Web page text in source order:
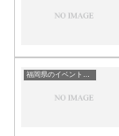
福岡県のイベント会場一覧